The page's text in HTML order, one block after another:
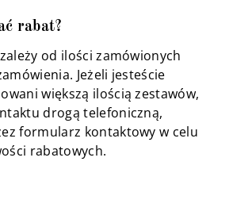
rabat?
od ilości zamówionych
Jeżeli jesteście
większą ilością zestawów,
drogą telefoniczną,
formularz kontaktowy w celu
rabatowych.